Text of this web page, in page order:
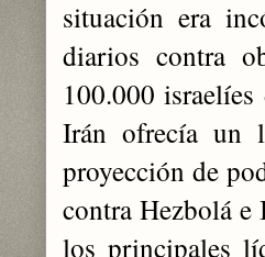
situación era
diarios contra
100.000
Irán ofrecía un
proyección de
contra Hezbolá e
los principales